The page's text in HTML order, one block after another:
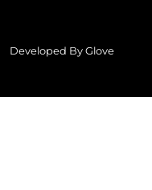
Developed By Glove